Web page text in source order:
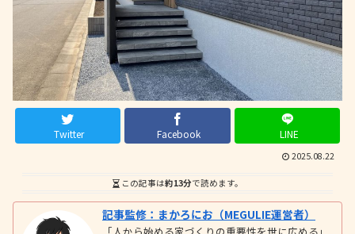
Twitter Facebook LINE
2025.08.22
この記事は約13分で読めます。
記事監修：まかろにお（MEGULIE運営者）